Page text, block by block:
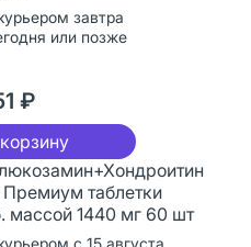
завтра
или позже
₽
таблетки
массой 1440 мг 60 шт
с 15 августа